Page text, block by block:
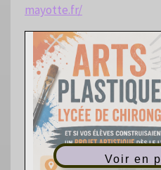
mayotte.fr/
Voir en